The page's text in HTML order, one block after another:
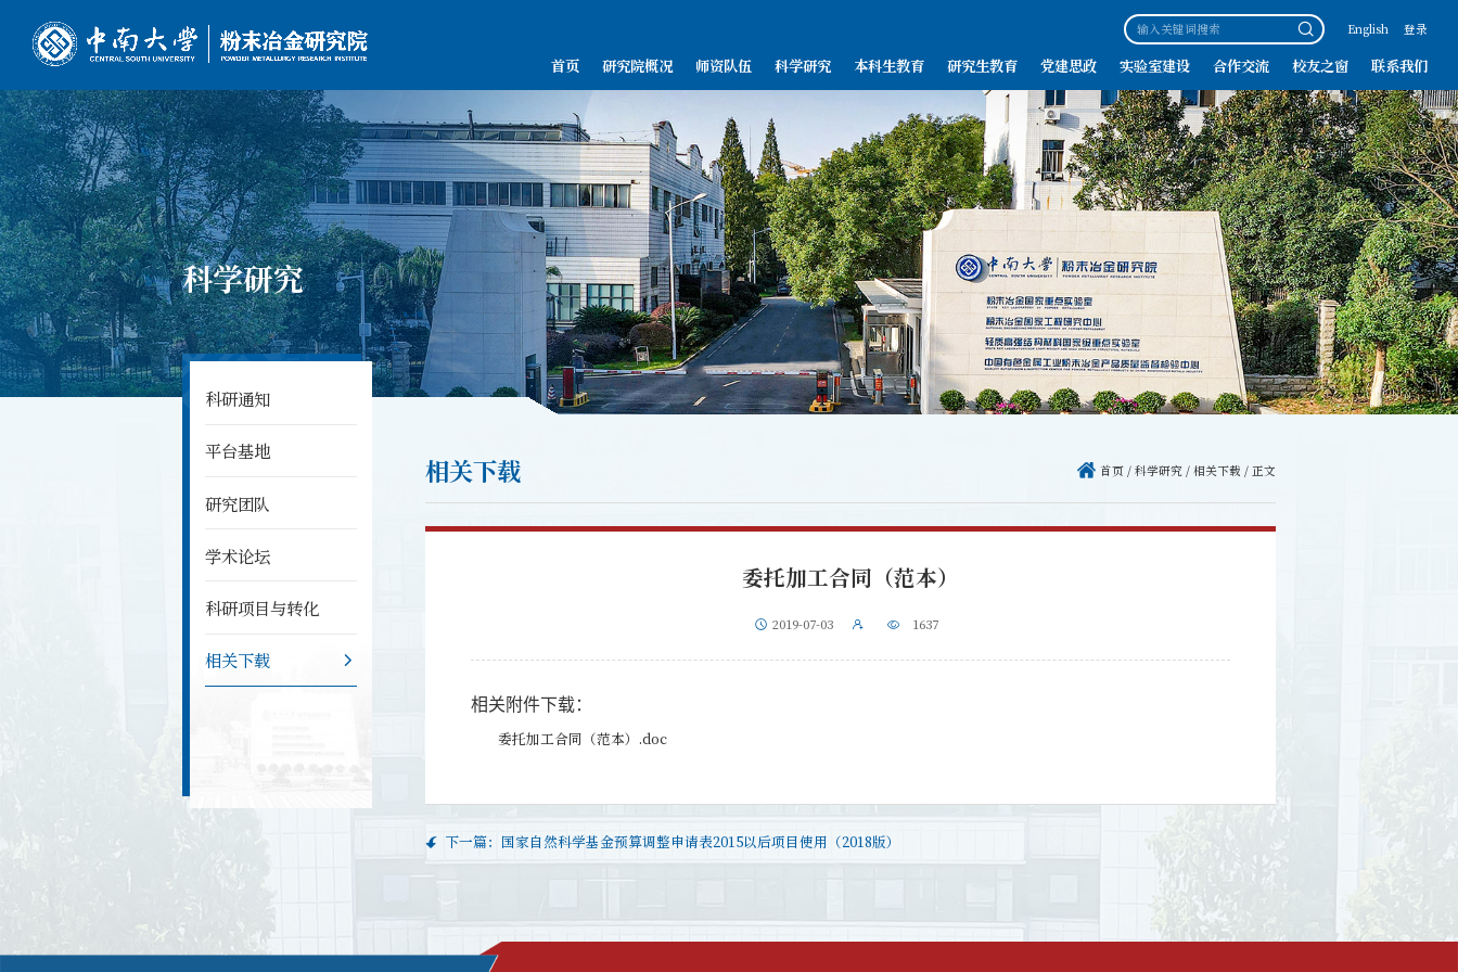
English 登录
首页 研究院概况 师资队伍 科学研究 本科生教育 研究生教育 党建思政 实验室建设 合作交流 校友之窗 联系我们
科学研究
科研通知
平台基地
研究团队
学术论坛
科研项目与转化
相关下载
相关下载 首页 / 科学研究 / 相关下载 / 正文
委托加工合同（范本）
2019-07-03 1637
相关附件下载：
委托加工合同（范本）.doc
下一篇： 国家自然科学基金预算调整申请表2015以后项目使用（2018版）